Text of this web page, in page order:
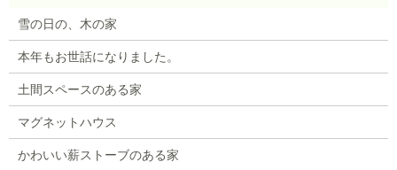
雪の日の、木の家
本年もお世話になりました。
土間スペースのある家
マグネットハウス
かわいい薪ストーブのある家